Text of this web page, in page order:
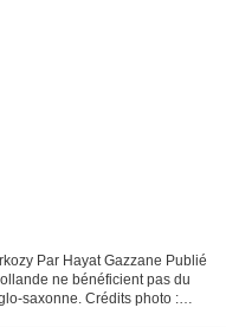
Par Hayat Gazzane Publié
ne bénéficient pas du
saxonne. Crédits photo :